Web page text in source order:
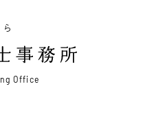
Office